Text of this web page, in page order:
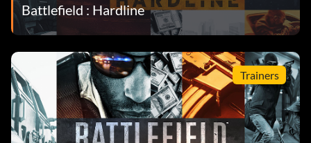
Battlefield : Hardline
Trainers